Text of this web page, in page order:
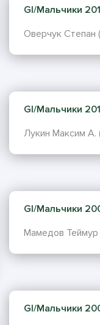
GI/Мальчики
Оверчук
GI/Мальчики
Лукин Максим А.
GI/Мальчики
Мамедов Теймур
GI/Мальчики